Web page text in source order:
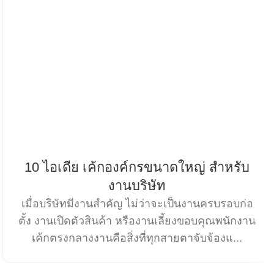
10 ไอเดีย เค้กองค์กรขนาดใหญ่ สำหรับ
งานบริษัท
เมื่อบริษัทมีงานสำคัญ ไม่ว่าจะเป็นงานครบรอบก่อ
ตั้ง งานเปิดตัวสินค้า หรืองานเลี้ยงขอบคุณพนักงาน
เค้กตรงกลางงานคือสิ่งที่ทุกสายตาจับจ้องแ...